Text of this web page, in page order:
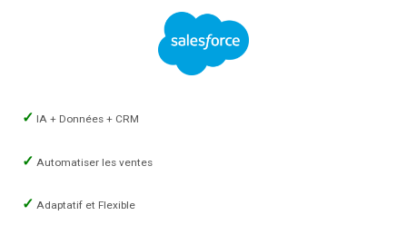
IA + Données + CRM
Automatiser les ventes
Adaptatif et Flexible